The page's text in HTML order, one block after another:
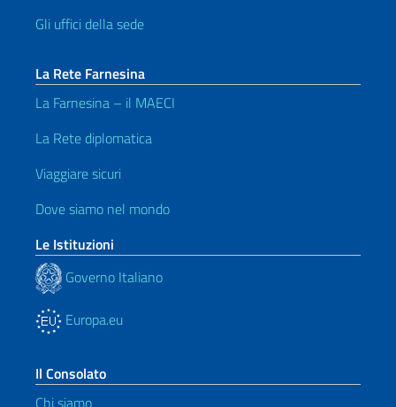
Gli uffici della sede
La Rete Farnesina
La Farnesina – il MAECI
La Rete diplomatica
Viaggiare sicuri
Dove siamo nel mondo
Le Istituzioni
Governo Italiano
Europa.eu
Il Consolato
Chi siamo